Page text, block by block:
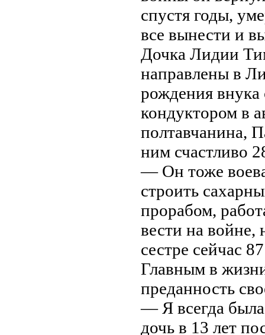
спустя годы,
все вынести и
Дочка Лидии
направлены в
рождения внука
кондуктором в
полтавчанина,
ним счастливо
— Он тоже
строить
прорабом,
вести на
сестре сейчас
Главным в
преданность
— Я всегда
дочь в 13 лет